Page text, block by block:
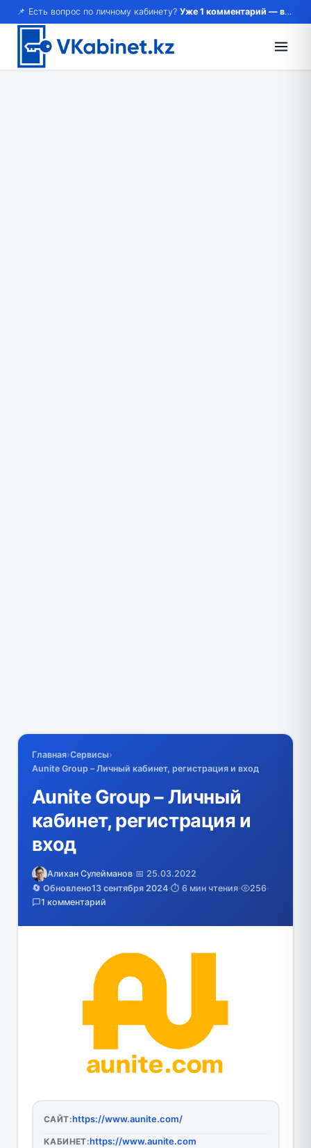
📌 Есть вопрос по личному кабинету? Уже 1 комментарий — возможно, ответ там!
Главная›Сервисы›
Aunite Group – Личный кабинет, регистрация и вход
Aunite Group – Личный
кабинет, регистрация и
вход
Алихан Сулейманов·📅 25.03.2022
🔄 Обновлено13 сентября 2024·⏱️ 6 мин чтения· 256·
1 комментарий
САЙТ:https://www.aunite.com/
КАБИНЕТ:https://www.aunite.com